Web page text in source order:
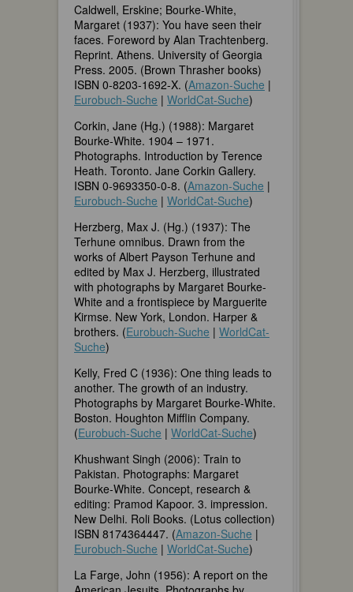
Caldwell, Erskine; Bourke-White,
Margaret (1937): You have seen their
faces. Foreword by Alan Trachtenberg.
Reprint. Athens. University of Georgia
Press. 2005. (Brown Thrasher books)
ISBN 0-8203-1692-X. (Amazon-Suche |
Eurobuch-Suche | WorldCat-Suche)
Corkin, Jane (Hg.) (1988): Margaret
Bourke-White. 1904 – 1971.
Photographs. Introduction by Terence
Heath. Toronto. Jane Corkin Gallery.
ISBN 0-9693350-0-8. (Amazon-Suche |
Eurobuch-Suche | WorldCat-Suche)
Herzberg, Max J. (Hg.) (1937): The
Terhune omnibus. Drawn from the
works of Albert Payson Terhune and
edited by Max J. Herzberg, illustrated
with photographs by Margaret Bourke-
White and a frontispiece by Marguerite
Kirmse. New York, London. Harper &
brothers. (Eurobuch-Suche | WorldCat-
Suche)
Kelly, Fred C (1936): One thing leads to
another. The growth of an industry.
Photographs by Margaret Bourke-White.
Boston. Houghton Mifflin Company.
(Eurobuch-Suche | WorldCat-Suche)
Khushwant Singh (2006): Train to
Pakistan. Photographs: Margaret
Bourke-White. Concept, research &
editing: Pramod Kapoor. 3. impression.
New Delhi. Roli Books. (Lotus collection)
ISBN 8174364447. (Amazon-Suche |
Eurobuch-Suche | WorldCat-Suche)
La Farge, John (1956): A report on the